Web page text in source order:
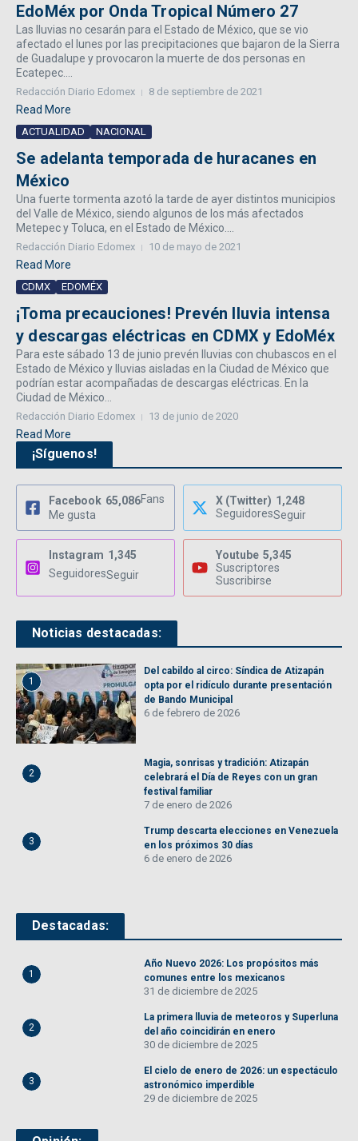
EdoMéx por Onda Tropical Número 27
Las lluvias no cesarán para el Estado de México, que se vio
afectado el lunes por las precipitaciones que bajaron de la Sierra
de Guadalupe y provocaron la muerte de dos personas en
Ecatepec....
Redacción Diario Edomex 8 de septiembre de 2021
Read More
ACTUALIDAD NACIONAL
Se adelanta temporada de huracanes en
México
Una fuerte tormenta azotó la tarde de ayer distintos municipios
del Valle de México, siendo algunos de los más afectados
Metepec y Toluca, en el Estado de México....
Redacción Diario Edomex 10 de mayo de 2021
Read More
CDMX EDOMÉX
¡Toma precauciones! Prevén lluvia intensa
y descargas eléctricas en CDMX y EdoMéx
Para este sábado 13 de junio prevén lluvias con chubascos en el
Estado de México y lluvias aisladas en la Ciudad de México que
podrían estar acompañadas de descargas eléctricas. En la
Ciudad de México...
Redacción Diario Edomex 13 de junio de 2020
Read More
¡Síguenos!
Facebook 65,086Fans
Me gusta
X (Twitter) 1,248
SeguidoresSeguir
Instagram 1,345
SeguidoresSeguir
Youtube 5,345
Suscriptores
Suscribirse
Noticias destacadas:
1
Del cabildo al circo: Síndica de Atizapán
opta por el ridículo durante presentación
de Bando Municipal
6 de febrero de 2026
2
Magia, sonrisas y tradición: Atizapán
celebrará el Día de Reyes con un gran
festival familiar
7 de enero de 2026
3
Trump descarta elecciones en Venezuela
en los próximos 30 días
6 de enero de 2026
Destacadas:
1
Año Nuevo 2026: Los propósitos más
comunes entre los mexicanos
31 de diciembre de 2025
2
La primera lluvia de meteoros y Superluna
del año coincidirán en enero
30 de diciembre de 2025
3
El cielo de enero de 2026: un espectáculo
astronómico imperdible
29 de diciembre de 2025